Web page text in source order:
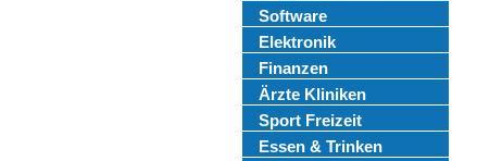
Software
Elektronik
Finanzen
Ärzte Kliniken
Sport Freizeit
Essen & Trinken